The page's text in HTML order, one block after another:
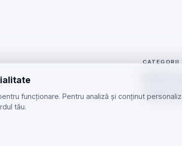
funcționare. Pentru analiză și conținut
tău.
CATEGORII
Telefoane